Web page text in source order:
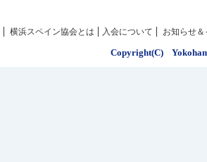
横浜スペイン協会とは 入会について お知らせ
Copyright(C)